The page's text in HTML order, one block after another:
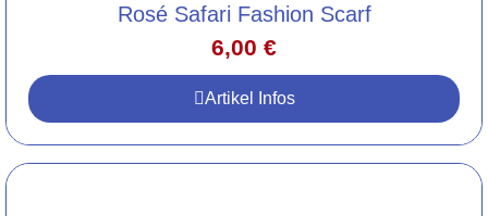
Rosé Safari Fashion Scarf
6,00 €
Artikel Infos